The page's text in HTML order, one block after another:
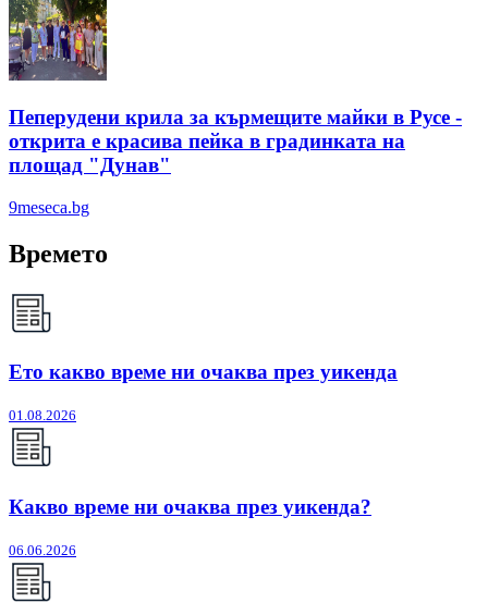
Пеперудени крила за кърмещите майки в Русе -
открита е красива пейка в градинката на
площад "Дунав"
9meseca.bg
Времето
Ето какво време ни очаква през уикенда
01.08.2026
Какво време ни очаква през уикенда?
06.06.2026